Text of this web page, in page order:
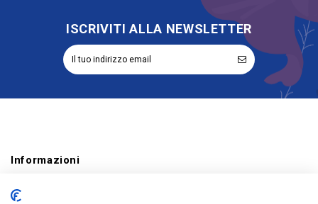
ISCRIVITI ALLA NEWSLETTER
Informazioni
Account